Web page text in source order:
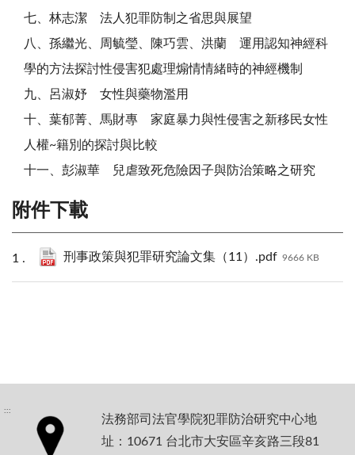
七、林志潔 法人犯罪防制之省思與展望
八、孫繼光、周毓瑩、陳巧雲、洪蘭 運用認知神經科
學的方法探討性侵害犯處理煽情情緒時的神經機制
九、呂淑妤 女性與藥物濫用
十、葉郁菁、馬財專 家庭暴力與性侵害之新移民女性
人權~籍別的探討與比較
十一、彭淑華 兒虐致死危險因子與防治策略之研究
附件下載
刑事政策與犯罪研究論文集（11）.pdf 9666 KB
:::
法務部司法官學院犯罪防治研究中心地
址：10671 台北市大安區辛亥路三段81